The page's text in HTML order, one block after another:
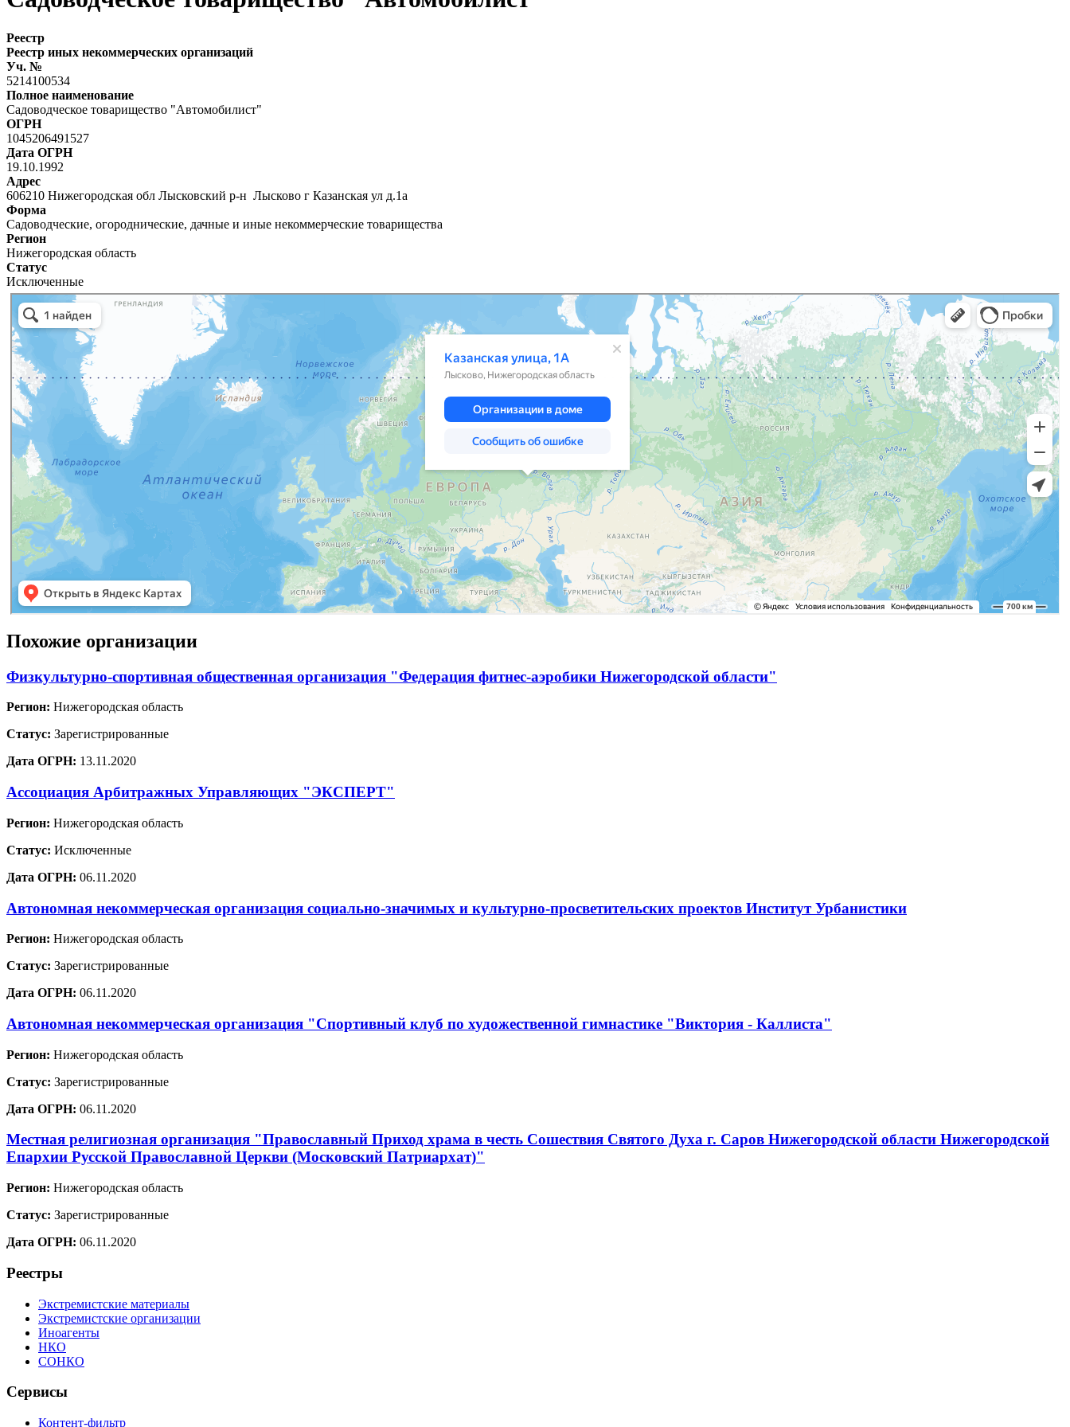
Реестр
Реестр иных некоммерческих организаций
Уч. №
5214100534
Полное наименование
Садоводческое товарищество "Автомобилист"
ОГРН
1045206491527
Дата ОГРН
19.10.1992
Адрес
606210 Нижегородская обл Лысковский р-н Лысково г Казанская ул д.1а
Форма
Садоводческие, огороднические, дачные и иные некоммерческие товарищества
Регион
Нижегородская область
Статус
Исключенные
Похожие организации
Физкультурно-спортивная общественная организация "Федерация фитнес-аэробики Нижегородской области"
Регион: Нижегородская область
Статус: Зарегистрированные
Дата ОГРН: 13.11.2020
Ассоциация Арбитражных Управляющих "ЭКСПЕРТ"
Регион: Нижегородская область
Статус: Исключенные
Дата ОГРН: 06.11.2020
Автономная некоммерческая организация социально-значимых и культурно-просветительских проектов Институт Урбанистики
Регион: Нижегородская область
Статус: Зарегистрированные
Дата ОГРН: 06.11.2020
Автономная некоммерческая организация "Спортивный клуб по художественной гимнастике "Виктория - Каллиста"
Регион: Нижегородская область
Статус: Зарегистрированные
Дата ОГРН: 06.11.2020
Местная религиозная организация "Православный Приход храма в честь Сошествия Святого Духа г. Саров Нижегородской области Нижегородской
Епархии Русской Православной Церкви (Московский Патриархат)"
Регион: Нижегородская область
Статус: Зарегистрированные
Дата ОГРН: 06.11.2020
Реестры
Экстремистские материалы
Экстремистские организации
Иноагенты
НКО
СОНКО
Сервисы
Контент-фильтр